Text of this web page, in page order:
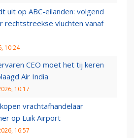
uit op ABC-eilanden: volgend
rechtstreekse vluchten vanaf
10:24
CEO moet het tij keren
Air India
10:17
kopen vrachtafhandelaar
op Luik Airport
16:57